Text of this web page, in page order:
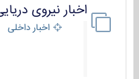
اخبار نیروی دریایی
اخبار داخلی